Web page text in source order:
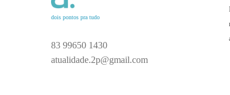
dois pontos pra tudo
83 99650 1430
atualidade.2p@gmail.com